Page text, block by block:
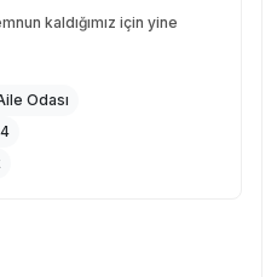
kaldığımız için yine
Odası